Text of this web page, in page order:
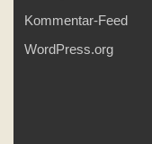
Kommentar-Feed
WordPress.org